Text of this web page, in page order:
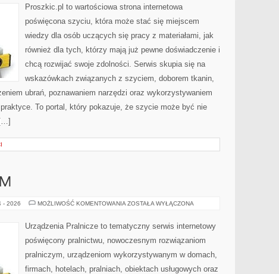
PO
Proszkic.pl to wartościowa strona internetowa
poświęcona szyciu, która może stać się miejscem
wiedzy dla osób uczących się pracy z materiałami, jak
również dla tych, którzy mają już pewne doświadczenie i
chcą rozwijać swoje zdolności. Serwis skupia się na
wskazówkach związanych z szyciem, doborem tkanin,
ubrań, poznawaniem narzędzi oraz wykorzystywaniem
To portal, który pokazuje, że szycie może być nie
- 2026 MOŻLIWOŚĆ KOMENTOWANIA USUWANIE
ZOSTAŁA WYŁĄCZONA
Urządzenia Pralnicze to tematyczny serwis internetowy
poświęcony pralnictwu, nowoczesnym rozwiązaniom
pralniczym, urządzeniom wykorzystywanym w domach,
firmach, hotelach, pralniach, obiektach usługowych oraz